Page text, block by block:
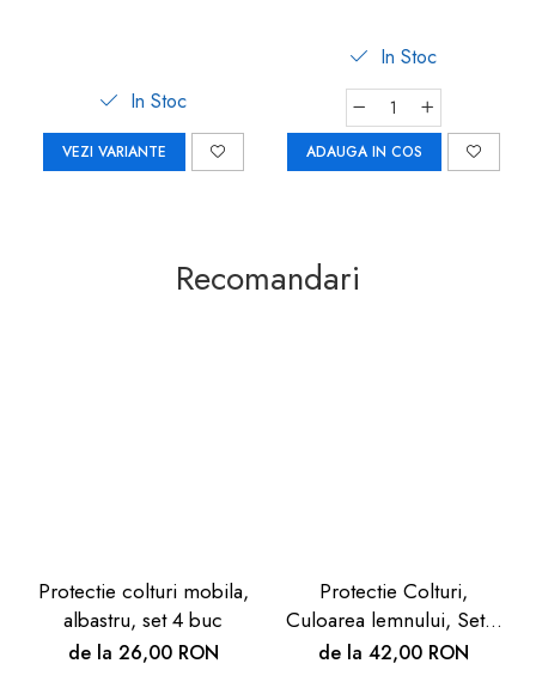
In Stoc
VEZI VARIANTE
In Stoc
ADAUGA IN COS
Recomandari
Protectie colturi mobila,
albastru, set 4 buc
de la 26,00 RON
Protectie Colturi,
Culoarea lemnului, Set 4
buc
de la 42,00 RON